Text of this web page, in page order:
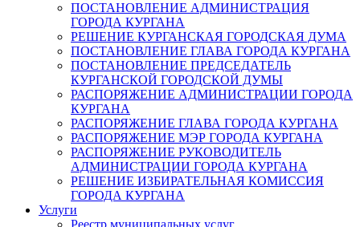
ПОСТАНОВЛЕНИЕ АДМИНИСТРАЦИЯ
ГОРОДА КУРГАНА
РЕШЕНИЕ КУРГАНСКАЯ ГОРОДСКАЯ ДУМА
ПОСТАНОВЛЕНИЕ ГЛАВА ГОРОДА КУРГАНА
ПОСТАНОВЛЕНИЕ ПРЕДСЕДАТЕЛЬ
КУРГАНСКОЙ ГОРОДСКОЙ ДУМЫ
РАСПОРЯЖЕНИЕ АДМИНИСТРАЦИИ ГОРОДА
КУРГАНА
РАСПОРЯЖЕНИЕ ГЛАВА ГОРОДА КУРГАНА
РАСПОРЯЖЕНИЕ МЭР ГОРОДА КУРГАНА
РАСПОРЯЖЕНИЕ РУКОВОДИТЕЛЬ
АДМИНИСТРАЦИИ ГОРОДА КУРГАНА
РЕШЕНИЕ ИЗБИРАТЕЛЬНАЯ КОМИССИЯ
ГОРОДА КУРГАНА
Услуги
Реестр муниципальных услуг